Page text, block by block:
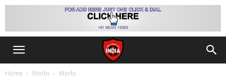
Home Morbi Morbi